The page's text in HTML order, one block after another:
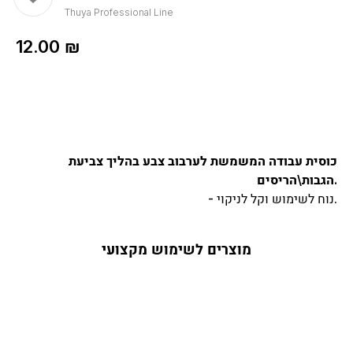
Thuya Professional Line
12.00 ₪
כוסית עבודה המשמשת לערבוב צבע בהליך צביעת
הגבות\הריסים.
- נוח לשימוש וקל לניקוי.
מוצרים לשימוש מקצועי